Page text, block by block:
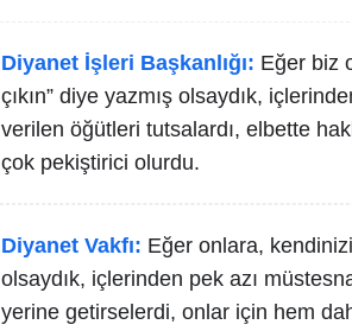
Diyanet İşleri Başkanlığı: Eğer biz
çıkın” diye yazmış olsaydık,
verilen öğütleri tutsalardı, elbette
çok pekiştirici olurdu.
Diyanet Vakfı: Eğer onlara,
olsaydık, içlerinden pek azı
yerine getirselerdi, onlar için hem